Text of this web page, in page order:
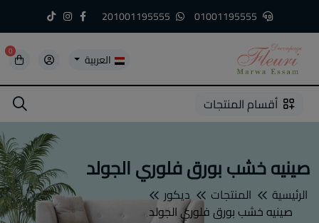
العربية 0
1
2
3
4
5
5 أقسام المنتجات
صينيه خشب بورق فلوري الجولد
الرئيسية المنتجات
ديكور
صينيه خشب بورق فلوري الجولد